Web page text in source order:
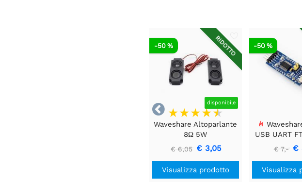

RIDOTTO
disponibile
-50 %
Waveshare Altoparlante
8Ω 5W
€ 6,05 € 3,05
Visualizza prodotto
-50 %
USB UART
A),
TTL
€ 7,- €
Visualizza